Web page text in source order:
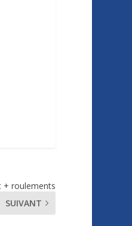
+ roulements
SUIVANT